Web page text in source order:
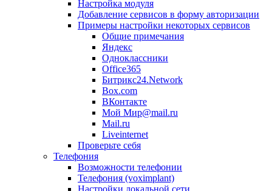
Настройка модуля
Добавление сервисов в форму авторизации
Примеры настройки некоторых сервисов
Общие примечания
Яндекс
Одноклассники
Office365
Битрикс24.Network
Box.com
ВКонтакте
Мой Мир@mail.ru
Mail.ru
Liveinternet
Проверьте себя
Телефония
Возможности телефонии
Телефония (voximplant)
Настройки локальной сети